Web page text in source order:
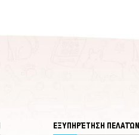
ΕΞΥΠΗΡΈΤΗΣΗ ΠΕΛΑΤΏΝ